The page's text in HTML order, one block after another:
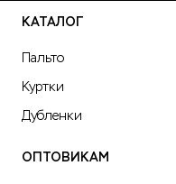
КАТАЛОГ
Пальто
Куртки
Дубленки
ОПТОВИКАМ